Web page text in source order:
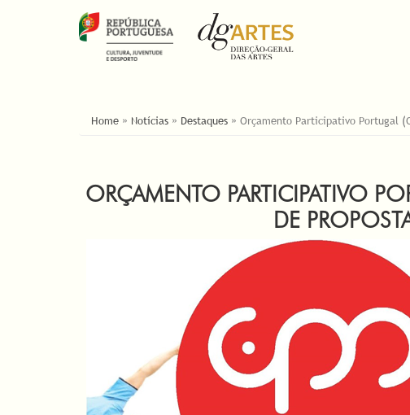
ESTÁ AQUI
Home » Notícias » Destaques » Orçamento Participativo Portugal
ORÇAMENTO PARTICIPATIVO
DE